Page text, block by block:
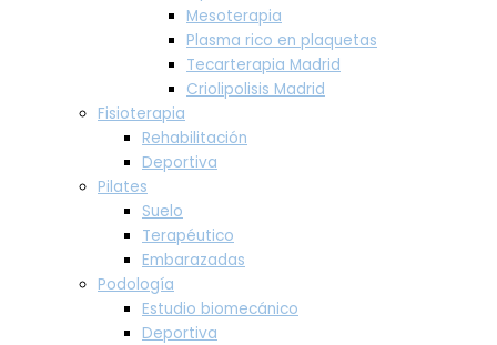
Mesoterapia
Plasma rico en plaquetas
Tecarterapia Madrid
Criolipolisis Madrid
Fisioterapia
Rehabilitación
Deportiva
Pilates
Suelo
Terapéutico
Embarazadas
Podología
Estudio biomecánico
Deportiva